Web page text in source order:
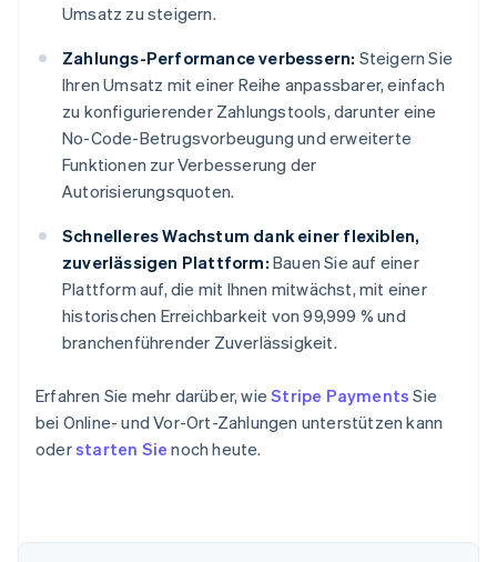
Umsatz zu steigern.
Zahlungs-Performance verbessern: Steigern Sie
Ihren Umsatz mit einer Reihe anpassbarer, einfach
zu konfigurierender Zahlungstools, darunter eine
No-Code-Betrugsvorbeugung und erweiterte
Funktionen zur Verbesserung der
Autorisierungsquoten.
Schnelleres Wachstum dank einer flexiblen,
zuverlässigen Plattform: Bauen Sie auf einer
Plattform auf, die mit Ihnen mitwächst, mit einer
historischen Erreichbarkeit von 99,999 % und
branchenführender Zuverlässigkeit.
Erfahren Sie mehr darüber, wieStripe Payments Sie
bei Online- und Vor-Ort-Zahlungen unterstützen kann
oderstarten Sie noch heute.